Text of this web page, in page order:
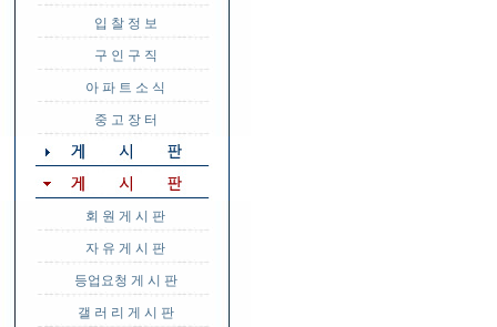
입 찰 정 보
구 인 구 직
아 파 트 소 식
중 고 장 터
회 원 게 시 판
자 유 게 시 판
등업요청 게 시 판
갤 러 리 게 시 판